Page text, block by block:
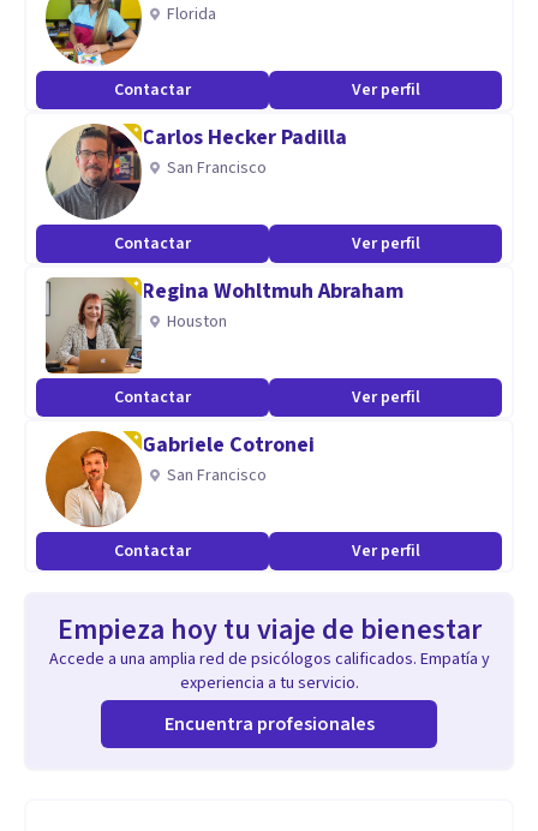
Florida
Contactar Ver perfil
Carlos Hecker Padilla
San Francisco
Contactar Ver perfil
Regina Wohltmuh Abraham
Houston
Contactar Ver perfil
Gabriele Cotronei
San Francisco
Contactar Ver perfil
Empieza hoy tu viaje de bienestar
Accede a una amplia red de psicólogos calificados. Empatía y
experiencia a tu servicio.
Encuentra profesionales